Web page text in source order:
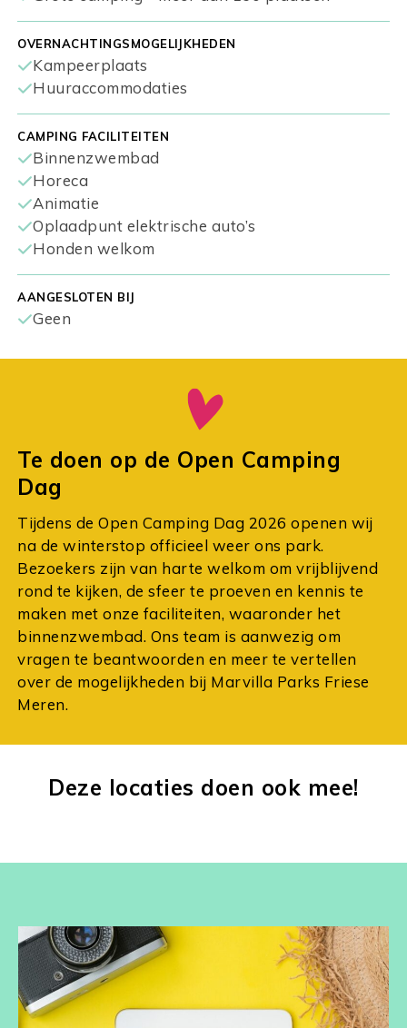
OVERNACHTINGSMOGELIJKHEDEN
Kampeerplaats
Huuraccommodaties
CAMPING FACILITEITEN
Binnenzwembad
Horeca
Animatie
Oplaadpunt elektrische auto’s
Honden welkom
AANGESLOTEN BIJ
Geen
Te doen op de Open Camping
Dag
Tijdens de Open Camping Dag 2026 openen wij
na de winterstop officieel weer ons park.
Bezoekers zijn van harte welkom om vrijblijvend
rond te kijken, de sfeer te proeven en kennis te
maken met onze faciliteiten, waaronder het
binnenzwembad. Ons team is aanwezig om
vragen te beantwoorden en meer te vertellen
over de mogelijkheden bij Marvilla Parks Friese
Meren.
Deze locaties doen ook mee!